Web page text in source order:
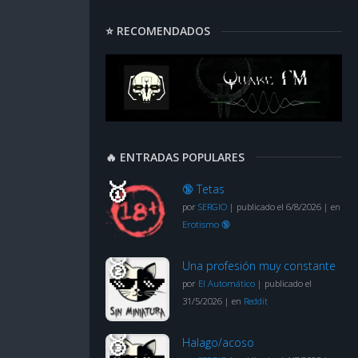
⭐ RECOMENDADOS
🔥 ENTRADAS POPULARES
🔞 Tetas
por SERGIO | publicado el 6/8/2026 | en
Erotismo 🔞
Una profesión muy constante
por El Automático | publicado el
31/5/2026 | en Reddit
Halago/acoso